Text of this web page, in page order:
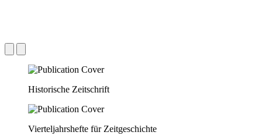
Historische Zeitschrift
Vierteljahrshefte für Zeitgeschichte